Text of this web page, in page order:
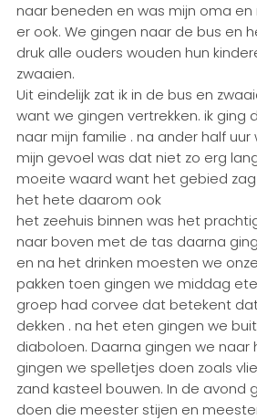
naar beneden en was mijn oma en
er ook. We gingen naar de bus en
druk alle ouders wouden hun
zwaaien.
Uit eindelijk zat ik in de bus en
want we gingen vertrekken. ik ging
naar mijn familie . na ander half
mijn gevoel was dat niet zo erg
moeite waard want het gebied
het hete daarom ook
het zeehuis binnen was het
naar boven met de tas daarna
en na het drinken moesten we
pakken toen gingen we middag
groep had corvee dat betekent
dekken . na het eten gingen we
diaboloen. Daarna gingen we
gingen we spelletjes doen zoals
zand kasteel bouwen. In de avond
doen die meester stijen en